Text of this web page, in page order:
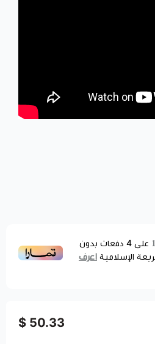
على 4 دفعات بدون
الإسلامية اعرف
50.33 $